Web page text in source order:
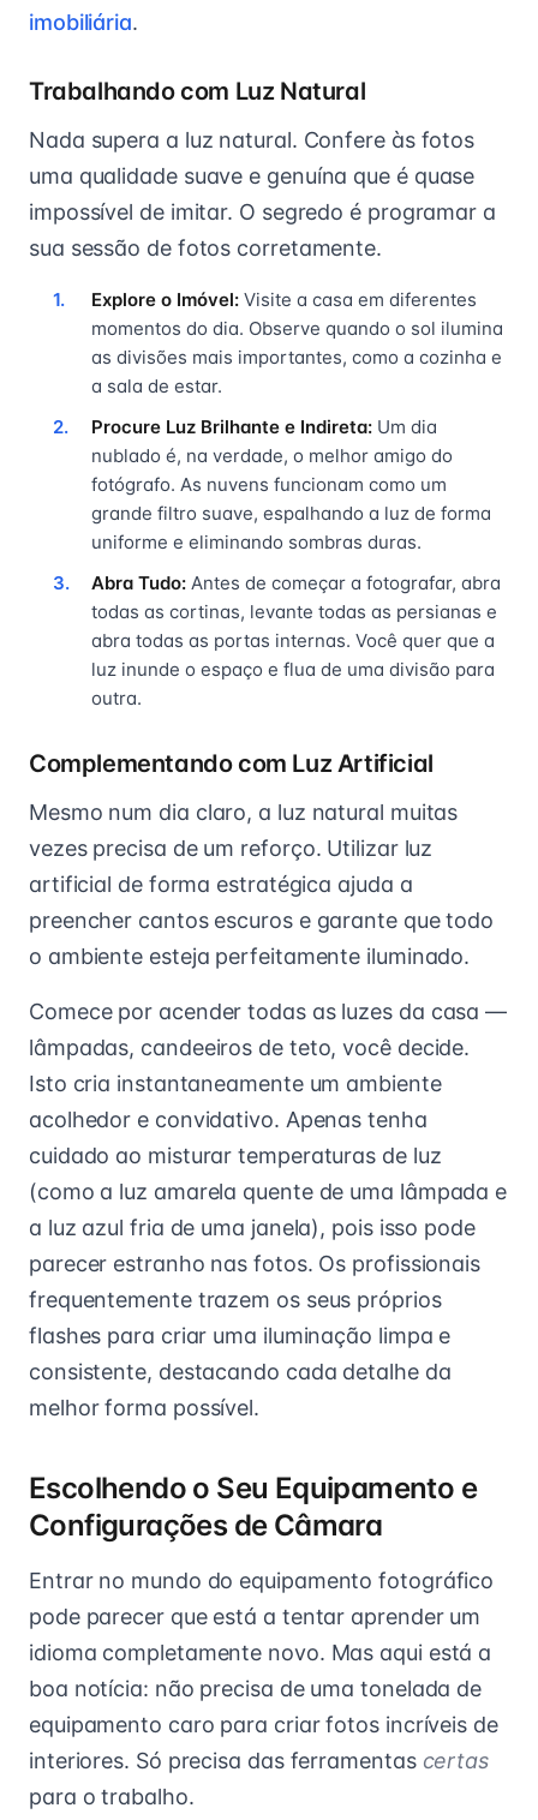
imobiliária.
Trabalhando com Luz Natural
Nada supera a luz natural. Confere às fotos
uma qualidade suave e genuína que é quase
impossível de imitar. O segredo é programar a
sua sessão de fotos corretamente.
Explore o Imóvel: Visite a casa em diferentes
momentos do dia. Observe quando o sol ilumina
as divisões mais importantes, como a cozinha e
a sala de estar.
Procure Luz Brilhante e Indireta: Um dia
nublado é, na verdade, o melhor amigo do
fotógrafo. As nuvens funcionam como um
grande filtro suave, espalhando a luz de forma
uniforme e eliminando sombras duras.
Abra Tudo: Antes de começar a fotografar, abra
todas as cortinas, levante todas as persianas e
abra todas as portas internas. Você quer que a
luz inunde o espaço e flua de uma divisão para
outra.
Complementando com Luz Artificial
Mesmo num dia claro, a luz natural muitas
vezes precisa de um reforço. Utilizar luz
artificial de forma estratégica ajuda a
preencher cantos escuros e garante que todo
o ambiente esteja perfeitamente iluminado.
Comece por acender todas as luzes da casa —
lâmpadas, candeeiros de teto, você decide.
Isto cria instantaneamente um ambiente
acolhedor e convidativo. Apenas tenha
cuidado ao misturar temperaturas de luz
(como a luz amarela quente de uma lâmpada e
a luz azul fria de uma janela), pois isso pode
parecer estranho nas fotos. Os profissionais
frequentemente trazem os seus próprios
flashes para criar uma iluminação limpa e
consistente, destacando cada detalhe da
melhor forma possível.
Escolhendo o Seu Equipamento e
Configurações de Câmara
Entrar no mundo do equipamento fotográfico
pode parecer que está a tentar aprender um
idioma completamente novo. Mas aqui está a
boa notícia: não precisa de uma tonelada de
equipamento caro para criar fotos incríveis de
interiores. Só precisa das ferramentas certas
para o trabalho.